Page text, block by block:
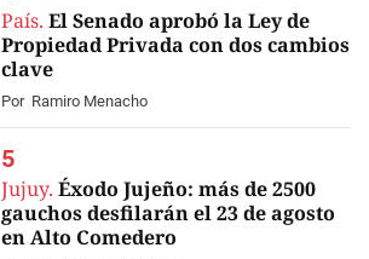
País. El Senado aprobó la Ley de
Propiedad Privada con dos cambios
clave
Por Ramiro Menacho
Jujuy. Éxodo Jujeño: más de 2500
gauchos desfilarán el 23 de agosto
en Alto Comedero